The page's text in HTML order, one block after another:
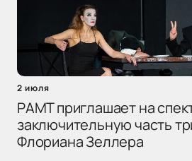
2 июля
РАМТ приглашает на
заключительную часть
Флориана Зеллера